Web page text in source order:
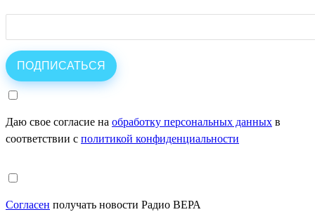
Даю свое согласие на обработку персональных данных в
соответствии с политикой конфиденциальности
Согласен получать новости Радио ВЕРА